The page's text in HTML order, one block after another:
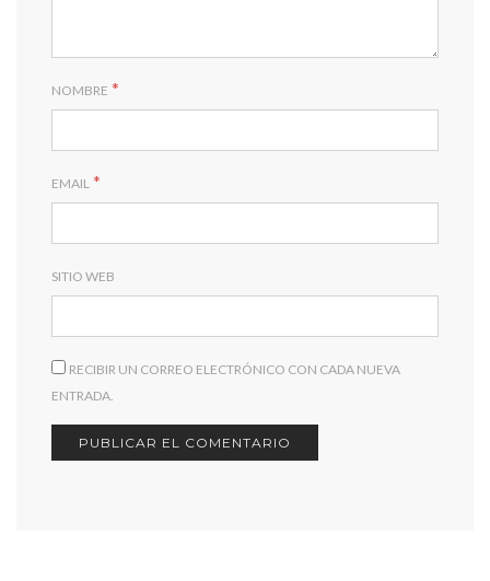
NOMBRE *
EMAIL *
SITIO WEB
RECIBIR UN CORREO ELECTRÓNICO CON CADA NUEVA
ENTRADA.